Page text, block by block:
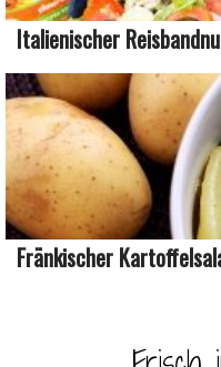
Italienischer
Fränkischer